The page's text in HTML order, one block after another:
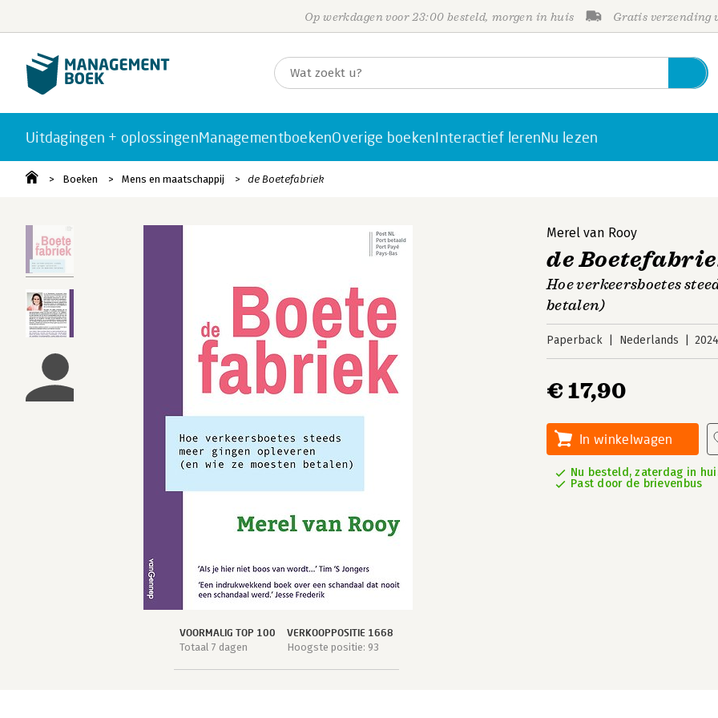
Op werkdagen voor 23:00 besteld, morgen in huis Gratis verzending
Uitdagingen + oplossingenManagementboekenOverige boekenInteractief lerenNu lezen
Boeken Mens en maatschappij de Boetefabriek
VOORMALIG TOP 100
Totaal 7 dagen
VERKOOPPOSITIE 1668
Hoogste positie: 93
Merel van Rooy
de
Hoe verkeersboetes
betalen)
Paperback Nederlands
€ 17,90
In winkelwagen
Nu besteld, zaterdag in
Past door de brievenbus